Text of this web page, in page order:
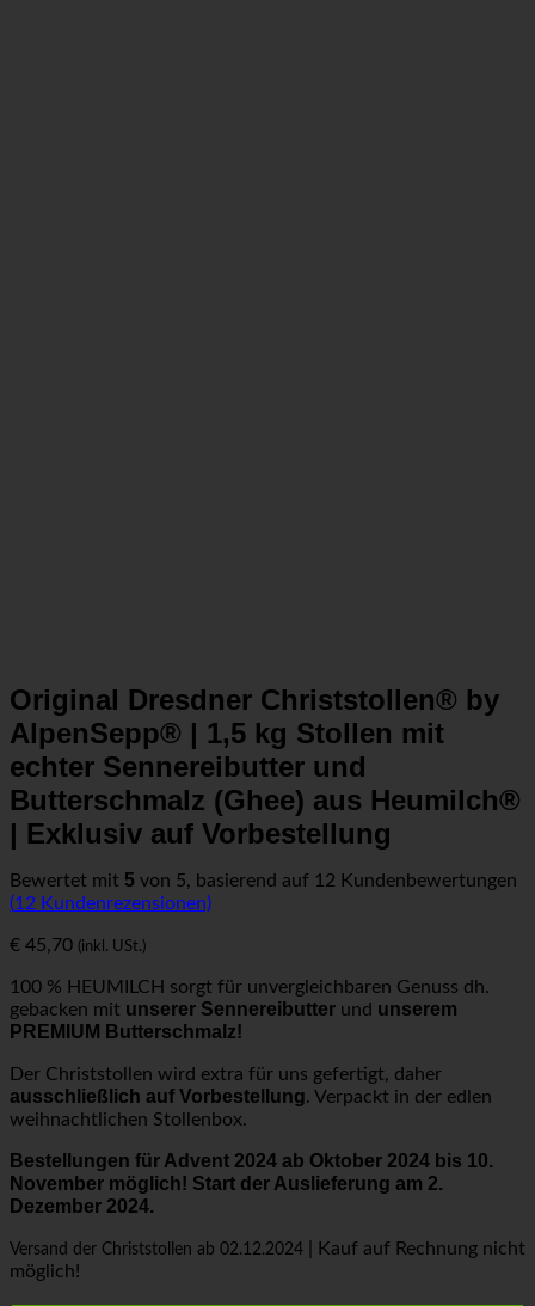
Original Dresdner Christstollen® by
AlpenSepp® | 1,5 kg Stollen mit
echter Sennereibutter und
Butterschmalz (Ghee) aus Heumilch®
| Exklusiv auf Vorbestellung
Bewertet mit 5 von 5, basierend auf 12 Kundenbewertungen
(12 Kundenrezensionen)
€ 45,70 (inkl. USt.)
100 % HEUMILCH sorgt für unvergleichbaren Genuss dh.
gebacken mit unserer Sennereibutter und unserem
PREMIUM Butterschmalz!
Der Christstollen wird extra für uns gefertigt, daher
ausschließlich auf Vorbestellung. Verpackt in der edlen
weihnachtlichen Stollenbox.
Bestellungen für Advent 2024 ab Oktober 2024 bis 10.
November möglich! Start der Auslieferung am 2.
Dezember 2024.
Versand der Christstollen ab 02.12.2024 | Kauf auf Rechnung nicht
möglich!